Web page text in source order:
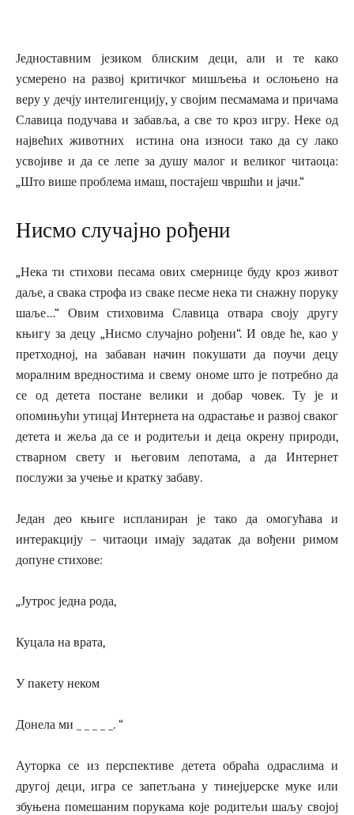
Једноставним језиком блиским деци, али и те како
усмерено на развој критичког мишљења и ослоњено на
веру у дечју интелигенцију, у својим песмамама и причама
Славица подучава и забавља, а све то кроз игру. Неке од
највећих животних истина она износи тако да су лако
усвојиве и да се лепе за душу малог и великог читаоца:
„Што више проблема имаш, постајеш чвршћи и јачи.“
Нисмо случајно рођени
„Нека ти стихови песама ових смернице буду кроз живот
даље, а свака строфа из сваке песме нека ти снажну поруку
шаље…“ Овим стиховима Славица отвара своју другу
књигу за децу „Нисмо случајно рођени“. И овде ће, као у
претходној, на забаван начин покушати да поучи децу
моралним вредностима и свему ономе што је потребно да
се од детета постане велики и добар човек. Ту је и
опомињући утицај Интернета на одрастање и развој сваког
детета и жеља да се и родитељи и деца окрену природи,
стварном свету и његовим лепотама, а да Интернет
послужи за учење и кратку забаву.
Један део књиге испланиран је тако да омогућава и
интеракцију – читаоци имају задатак да вођени римом
допуне стихове:
„Јутрос једна рода,
Куцала на врата,
У пакету неком
Донела ми _ _ _ _ _. “
Ауторка се из перспективе детета обраћа одраслима и
другој деци, игра се запетљана у тинејџерске муке или
збуњена помешаним порукама које родитељи шаљу својој